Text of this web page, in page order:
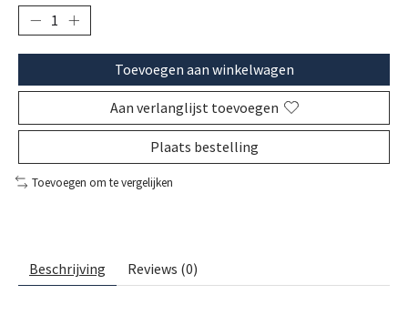
Toevoegen aan winkelwagen
Aan verlanglijst toevoegen
Plaats bestelling
Toevoegen om te vergelijken
Beschrijving Reviews (0)